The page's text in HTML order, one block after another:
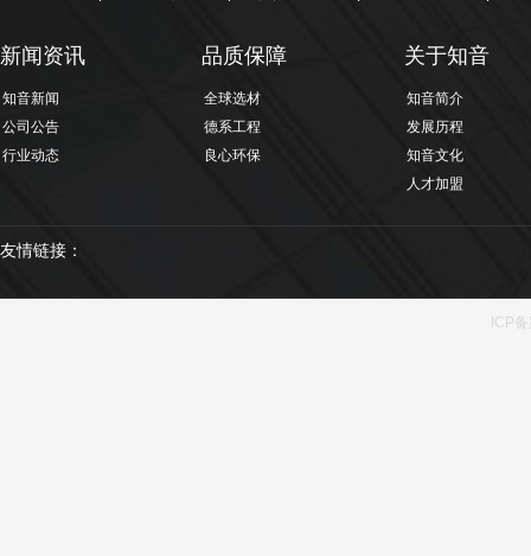
新闻资讯
知音新闻
公司公告
行业动态
品质保障
全球选材
德系工程
良心环保
关于知音
知音简介
发展历程
知音文化
人才加盟
友情链接：
ICP